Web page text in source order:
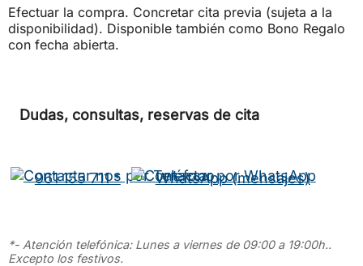
Efectuar la compra. Concretar cita previa (sujeta a la
disponibilidad). Disponible también como Bono Regalo
con fecha abierta.
Dudas, consultas, reservas de cita
961 155 711 * WhatsApp (mensajes)
*- Atención telefónica: Lunes a viernes de 09:00 a 19:00h..
Excepto los festivos.